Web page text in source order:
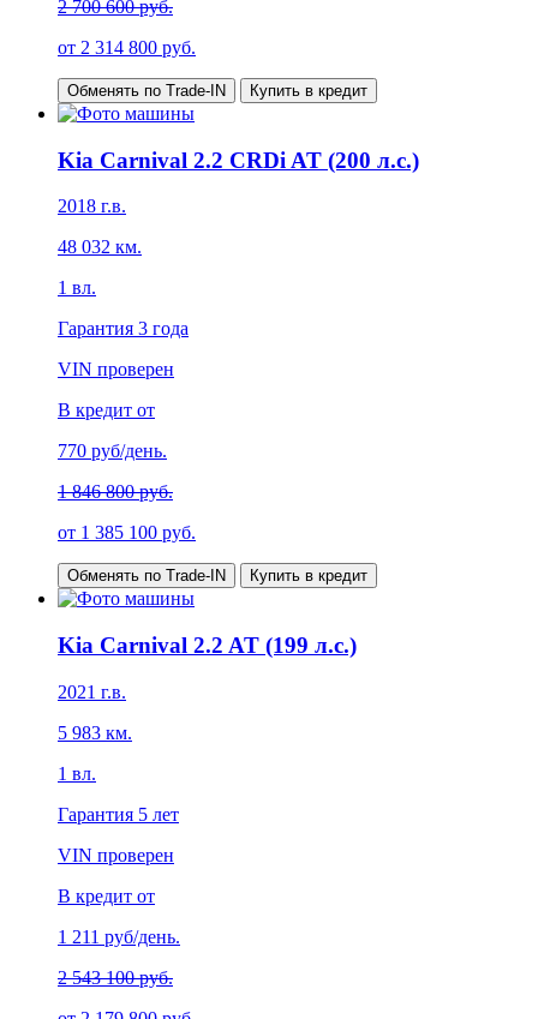
2 700 600 руб.
от 2 314 800 руб.
Обменять по Trade-IN Купить в кредит
Kia Carnival 2.2 CRDi AT (200 л.с.)
2018 г.в.
48 032 км.
1 вл.
Гарантия 3 года
VIN проверен
В кредит от
770 руб/день.
1 846 800 руб.
от 1 385 100 руб.
Обменять по Trade-IN Купить в кредит
Kia Carnival 2.2 AT (199 л.с.)
2021 г.в.
5 983 км.
1 вл.
Гарантия 5 лет
VIN проверен
В кредит от
1 211 руб/день.
2 543 100 руб.